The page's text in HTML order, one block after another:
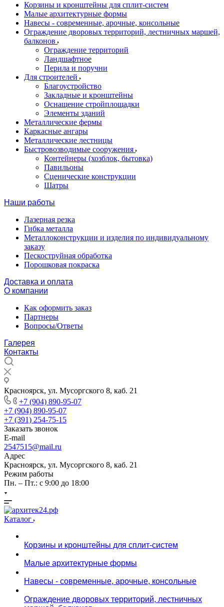
Корзины и кронштейны для сплит-систем
Малые архитектурные формы
Навесы - современные, арочные, консольные
Ограждение дворовых территорий, лестничных маршей,
балконов
Ограждение территорий
Ландшафтное
Перила и поручни
Для строителей
Благоустройство
Закладные и кронштейны
Оснащение стройплощадки
Элементы зданий
Металлические фермы
Каркасные ангары
Металлические лестницы
Быстровозводимые сооружения
Контейнеры (хозблок, бытовка)
Павильоны
Сценические конструкции
Шатры
Наши работы
Лазерная резка
Гибка металла
Металлоконструкции и изделия по индивидуальному
заказу
Пескоструйная обработка
Порошковая покраска
Доставка и оплата
О компании
Как оформить заказ
Партнеры
Вопросы/Ответы
Галерея
Контакты
Красноярск, ул. Мусоргского 8, каб. 21
+7 (904) 890-95-07
+7 (904) 890-95-07
+7 (391) 254-75-15
Заказать звонок
E-mail
2547515@mail.ru
Адрес
Красноярск, ул. Мусоргского 8, каб. 21
Режим работы
Пн. – Пт.: с 9:00 до 18:00
Каталог
Корзины и кронштейны для сплит-систем
Малые архитектурные формы
Навесы - современные, арочные, консольные
Ограждение дворовых территорий, лестничных